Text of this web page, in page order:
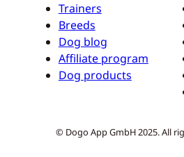
Trainers
Breeds
Dog blog
Affiliate program
Dog products
© Dogo App GmbH 2025. All